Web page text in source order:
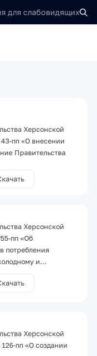
для слабовидящих
Херсонской
пп «О внесении
Правительства
Херсонской
пп «Об
потребления
и…
Херсонской
пп «О создании